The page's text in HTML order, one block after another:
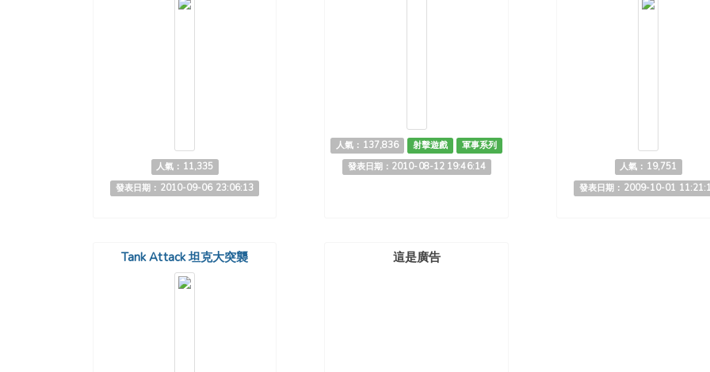
人氣：11,335
發表日期：2010-09-06 23:06:13
人氣：137,836 射擊遊戲
軍事系列
發表日期：2010-08-12 19:46:14
人氣：19,751
發表日期：2009-10-01
Tank Attack 坦克大突襲 這是廣告